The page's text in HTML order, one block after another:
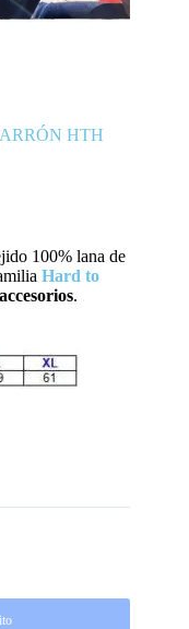
HTH
100% lana de
Hard to
accesorios.